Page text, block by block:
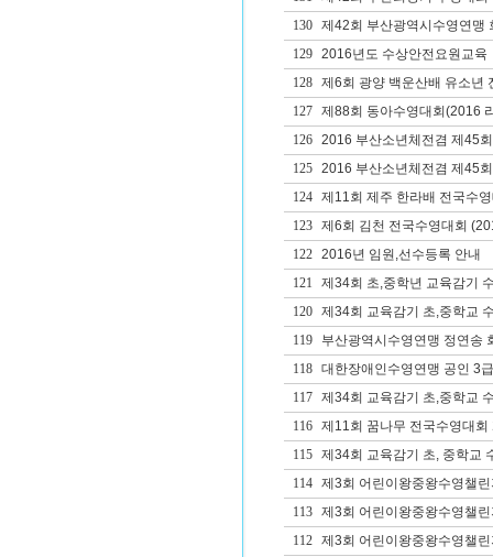
130
제42회 부산광역시수영연맹
129
2016년도 수상안전요원교육
128
제6회 광양 백운산배 유소년
127
제88회 동아수영대회(2016
126
2016 부산소년체전겸 제45
125
2016 부산소년체전겸 제45
124
제11회 제주 한라배 전국수
123
제6회 김천 전국수영대회
122
2016년 임원,선수등록 안내
121
제34회 초,중학년 교육감기
120
제34회 교육감기 초,중학교
119
부산광역시수영연맹 정연송
118
대한장애인수영연맹 공인 3
117
제34회 교육감기 초,중학교
116
제11회 꿈나무 전국수영대회
115
제34회 교육감기 초, 중학교
114
제3회 어린이왕중왕수영챌
113
제3회 어린이왕중왕수영챌
112
제3회 어린이왕중왕수영챌